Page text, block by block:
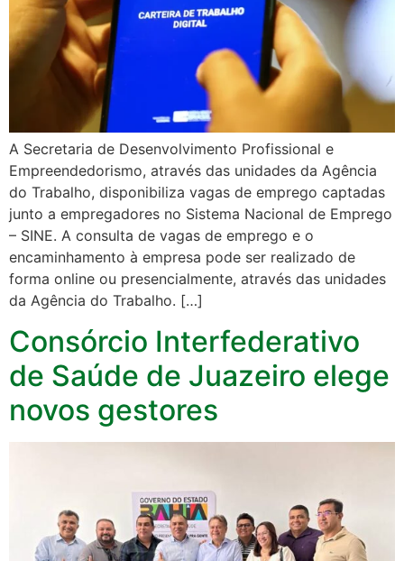
A Secretaria de Desenvolvimento Profissional e
Empreendedorismo, através das unidades da Agência
do Trabalho, disponibiliza vagas de emprego captadas
junto a empregadores no Sistema Nacional de Emprego
– SINE. A consulta de vagas de emprego e o
encaminhamento à empresa pode ser realizado de
forma online ou presencialmente, através das unidades
da Agência do Trabalho. […]
Consórcio Interfederativo
de Saúde de Juazeiro elege
novos gestores